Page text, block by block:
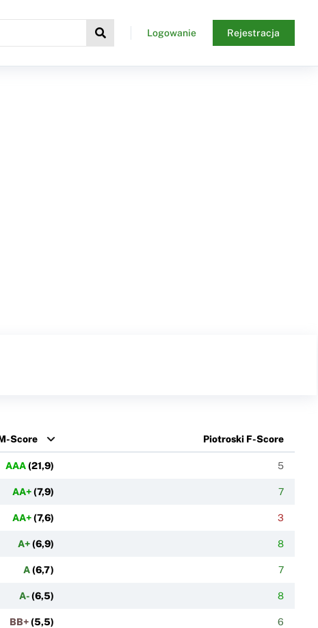
Logowanie Rejestracja
Score Piotroski F-Score
AAA(21,9) 5
AA+(7,9) 7
AA+(7,6) 3
A+(6,9) 8
A(6,7) 7
A-(6,5) 8
BB+(5,5) 6